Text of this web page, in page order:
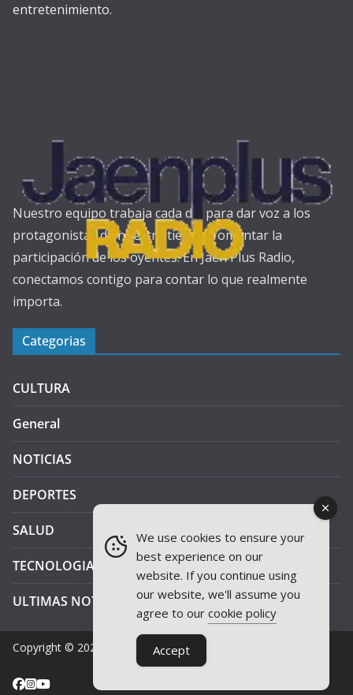
entretenimiento.
Nuestro equipo trabaja cada día para dar voz a los
protagonistas de nuestra tierra y fomentar la
participación de los oyentes. En Jaén Plus Radio,
conectamos contigo para contar lo que realmente
importa.
Categorias
CULTURA
General
NOTICIAS
DEPORTES
SALUD
TECNOLOGIA
ULTIMAS NOTICIAS
Copyright © 2026 JAEN PLUS RADIO
We use cookies to ensure your
best experience on our
website. If you continue using
our website, we'll assume you
agree to our cookie policy
Accept